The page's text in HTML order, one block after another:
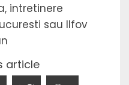
intretinere
sau Ilfov
article